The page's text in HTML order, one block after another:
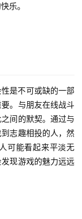
乐。
是不可或缺的一部
。与朋友在线战斗
间的默契。通过与
志趣相投的人，然
可能看起来平淡无
现游戏的魅力远远